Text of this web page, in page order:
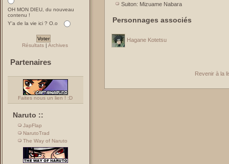
OH MON DIEU, du nouveau
contenu !
Y'a de la vie ici ? O.o
Résultats| Archives
Partenaires
Faites nous un lien ! :D
Naruto ::
JapFlap
NarutoTrad
The Way of Naruto
Suiton: Mizuame Nabara
Personnages associés
Hagane Kotetsu
Revenir à la